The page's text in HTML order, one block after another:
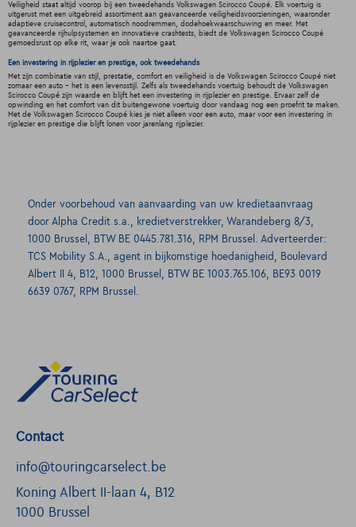
Veiligheid staat altijd voorop bij een tweedehands Volkswagen Scirocco Coupé. Elk voertuig is
uitgerust met een uitgebreid assortiment aan geavanceerde veiligheidsvoorzieningen, waaronder
adaptieve cruisecontrol, automatisch noodremmen, dodehoekwaarschuwing en meer. Met
geavanceerde rijhulpsystemen en innovatieve crashtests, biedt de Volkswagen Scirocco Coupé
gemoedsrust op elke rit, waar je ook naartoe gaat.
Een investering in rijplezier en prestige, ook tweedehands
Met zijn combinatie van stijl, prestatie, comfort en veiligheid is de Volkswagen Scirocco Coupé niet
zomaar een auto - het is een levensstijl. Zelfs als tweedehands voertuig behoudt de Volkswagen
Scirocco Coupé zijn waarde en blijft het een investering in rijplezier en prestige. Ervaar zelf de
opwinding en het comfort van dit buitengewone voertuig door vandaag nog een proefrit te maken.
Met de Volkswagen Scirocco Coupé kies je niet alleen voor een auto, maar voor een investering in
rijplezier en prestige die blijft lonen voor jarenlang rijplezier.
Onder voorbehoud van aanvaarding van uw kredietaanvraag
door Alpha Credit s.a., kredietverstrekker, Warandeberg 8/3,
1000 Brussel, BTW BE 0445.781.316, RPM Brussel. Adverteerder:
TCS Mobility S.A., agent in bijkomstige hoedanigheid, Boulevard
Albert II 4, B12, 1000 Brussel, BTW BE 1003.765.106, BE93 0019
6639 0767, RPM Brussel.
Contact
info@touringcarselect.be
Koning Albert II-laan 4, B12
1000 Brussel